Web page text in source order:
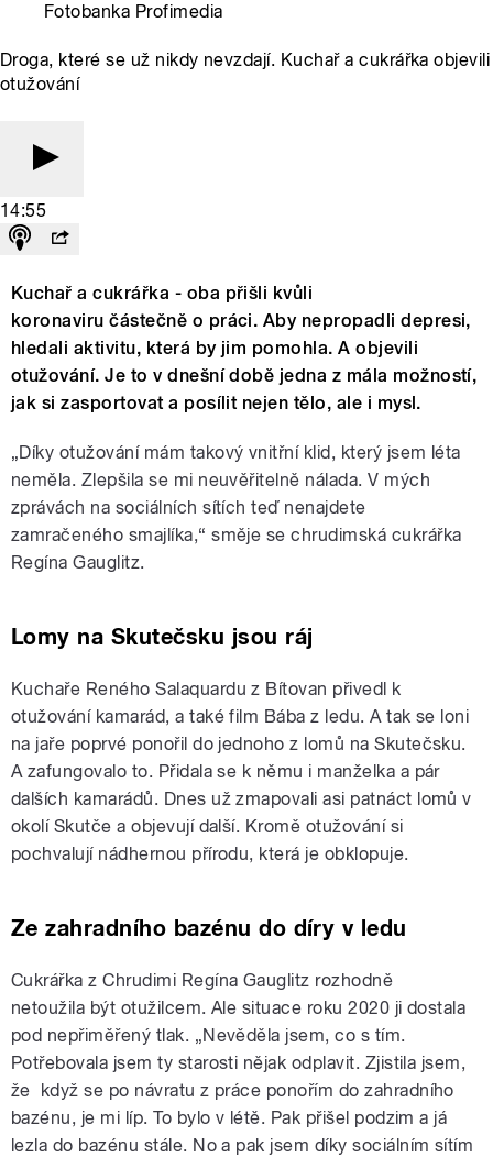
Fotobanka Profimedia
Droga, které se už nikdy nevzdají. Kuchař a cukrářka objevili
otužování
14:55
Kuchař a cukrářka - oba přišli kvůli
koronaviru částečně o práci. Aby nepropadli depresi,
hledali aktivitu, která by jim pomohla. A objevili
otužování. Je to v dnešní době jedna z mála možností,
jak si zasportovat a posílit nejen tělo, ale i mysl.
„Díky otužování mám takový vnitřní klid, který jsem léta
neměla. Zlepšila se mi neuvěřitelně nálada. V mých
zprávách na sociálních sítích teď nenajdete
zamračeného smajlíka,“ směje se chrudimská cukrářka
Regína Gauglitz.
Lomy na Skutečsku jsou ráj
Kuchaře Reného Salaquardu z Bítovan přivedl k
otužování kamarád, a také film Bába z ledu. A tak se loni
na jaře poprvé ponořil do jednoho z lomů na Skutečsku.
A zafungovalo to. Přidala se k němu i manželka a pár
dalších kamarádů. Dnes už zmapovali asi patnáct lomů v
okolí Skutče a objevují další. Kromě otužování si
pochvalují nádhernou přírodu, která je obklopuje.
Ze zahradního bazénu do díry v ledu
Cukrářka z Chrudimi Regína Gauglitz rozhodně
netoužila být otužilcem. Ale situace roku 2020 ji dostala
pod nepřiměřený tlak. „Nevěděla jsem, co s tím.
Potřebovala jsem ty starosti nějak odplavit. Zjistila jsem,
že když se po návratu z práce ponořím do zahradního
bazénu, je mi líp. To bylo v létě. Pak přišel podzim a já
lezla do bazénu stále. No a pak jsem díky sociálním sítím